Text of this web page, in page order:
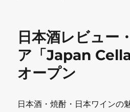
日本酒レビュー
ア「Japan
オープン
日本酒・焼酎・日本ワインの